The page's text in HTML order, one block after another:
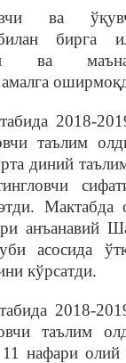
ва
бирга
2018-
таълим
диний
Мактабда
анъанавий
асосида
кўрсатди.
2018-
таълим
нафари